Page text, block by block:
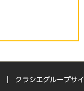
クラシエグループサ